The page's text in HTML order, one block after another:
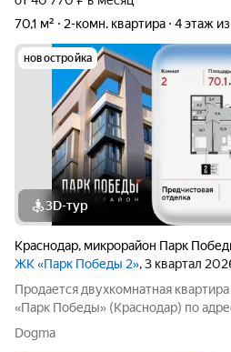
70,1 м²
2-комн. квартира 4 этаж из
новостройка
3D-тур
Краснодар, микрорайон Парк
ЖК «Парк Победы 2», 3 квартал
Продается двухкомнатная
«Парк Победы» (Краснодар) по
Краснодар, ул. Героя Пешкова,
квартиры 70.10 кв. м., этаж 4 из 9, секция 1. Тип проекта, по
Dogma